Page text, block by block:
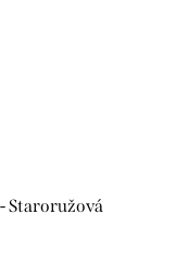
Staroružová